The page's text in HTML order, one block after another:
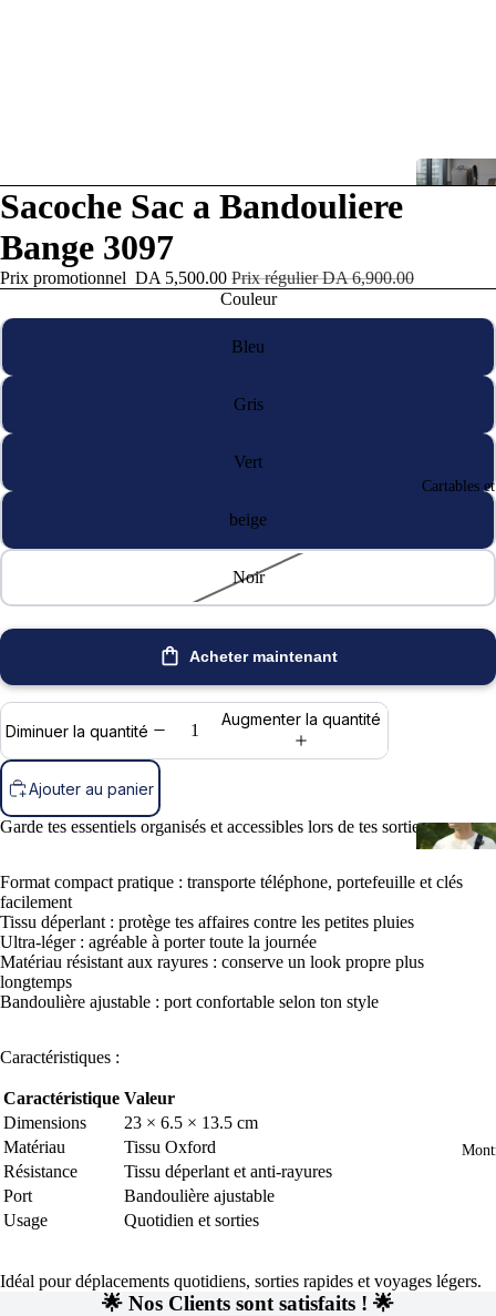
Cartables
Sacoche Sac a Bandouliere
Bange 3097
Prix promotionnel DA 5,500.00 Prix régulierDA 6,900.00
Couleur
Bleu
Gris
Vert
beige
Noir
Acheter maintenant
Diminuer la quantité
Augmenter la quantité
Ajouter au panier
Garde tes essentiels organisés et accessibles lors de tes sorties.
Format compact pratique : transporte téléphone, portefeuille et clés
facilement
Tissu déperlant : protège tes affaires contre les petites pluies
Ultra-léger : agréable à porter toute la journée
Matériau résistant aux rayures : conserve un look propre plus
longtemps
Bandoulière ajustable : port confortable selon ton style
Caractéristiques :
Caractéristique Valeur
Dimensions
23 × 6.5 × 13.5 cm
Matériau
Tissu Oxford
Résistance
Tissu déperlant et anti-rayures
Port
Bandoulière ajustable
Usage
Quotidien et sorties
Idéal pour déplacements quotidiens, sorties rapides et voyages légers.
🌟 Nos Clients sont satisfaits ! 🌟